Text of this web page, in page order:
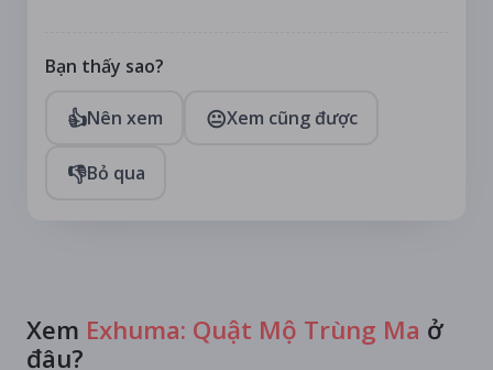
Bạn thấy sao?
👍Nên xem 😐Xem cũng được
👎Bỏ qua
Xem Exhuma: Quật Mộ Trùng Ma ở
đâu?